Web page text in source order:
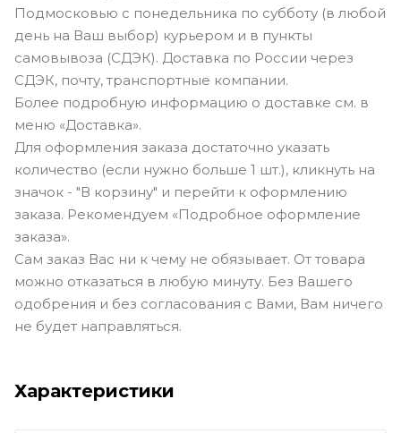
Подмосковью с понедельника по субботу (в любой
день на Ваш выбор) курьером и в пункты
самовывоза (СДЭК). Доставка по России через
СДЭК, почту, транспортные компании.
Более подробную информацию о доставке см. в
меню «Доставка».
Для оформления заказа достаточно указать
количество (если нужно больше 1 шт.), кликнуть на
значок - "В корзину" и перейти к оформлению
заказа. Рекомендуем «Подробное оформление
заказа».
Сам заказ Вас ни к чему не обязывает. От товара
можно отказаться в любую минуту. Без Вашего
одобрения и без согласования с Вами, Вам ничего
не будет направляться.
Характеристики